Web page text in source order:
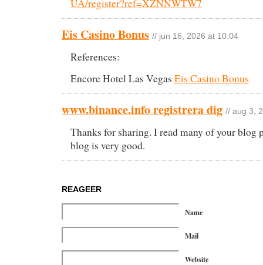
UA/register?ref=XZNNWTW7
Eis Casino Bonus // jun 16, 2026 at 10:04
References:
Encore Hotel Las Vegas Eis Casino Bonus
www.binance.info registrera dig // aug 3,
Thanks for sharing. I read many of your blog
blog is very good.
REAGEER
Name
Mail
Website